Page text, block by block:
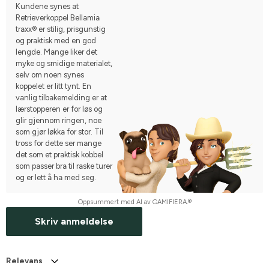
Kundene synes at
Retrieverkoppel Bellamia
traxx® er stilig, prisgunstig
og praktisk med en god
lengde. Mange liker det
myke og smidige materialet,
selv om noen synes
koppelet er litt tynt. En
vanlig tilbakemelding er at
lærstopperen er for løs og
glir gjennom ringen, noe
som gjør løkka for stor. Til
tross for dette ser mange
det som et praktisk kobbel
som passer bra til raske turer
og er lett å ha med seg.
Oppsummert med AI av GAMIFIERA.®
Skriv anmeldelse
Relevans